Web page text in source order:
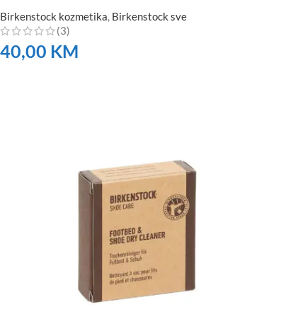
Birkenstock kozmetika, Birkenstock sve
(3)
40,00 KM